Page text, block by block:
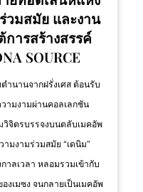
วมสมัย และงาน
ารสร้างสรรค์
SOURCE
ำนานจากฝรั่งเศส ต้อนรับ
ามงามผ่านคอลเลกชัน
จิตรบรรจงบนตลับเมคอัพ
มงามร่วมสมัย “เดนิม”
ลเวลา หลอมรวมเข้ากับ
เมซง จนกลายเป็นเมคอัพ